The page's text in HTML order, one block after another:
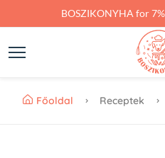
Skip to main contentBOSZIKONYHA for
Főoldal Receptek